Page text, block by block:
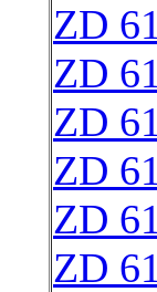
ZD
ZD
ZD
ZD
ZD
ZD